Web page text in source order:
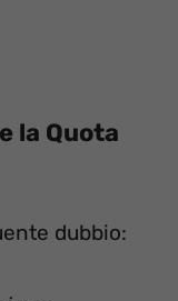
la Quota
dubbio: